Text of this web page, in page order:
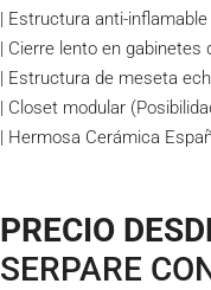
| Estructura anti-
| Cierre lento en gabinetes
| Estructura de meseta
| Closet modular
| Hermosa Cerámica
PRECIO
SERPARE